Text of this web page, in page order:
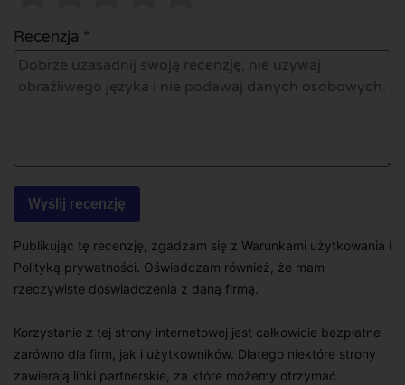
Recenzja *
Publikując tę recenzję, zgadzam się z Warunkami użytkowania i
Polityką prywatności. Oświadczam również, że mam
rzeczywiste doświadczenia z daną firmą.
Korzystanie z tej strony internetowej jest całkowicie bezpłatne
zarówno dla firm, jak i użytkowników. Dlatego niektóre strony
zawierają linki partnerskie, za które możemy otrzymać